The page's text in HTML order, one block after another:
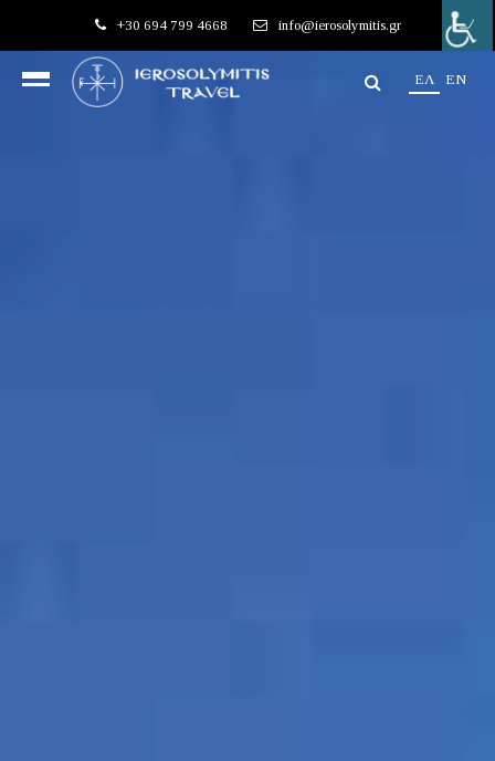
+30 694 799 4668 info@ierosolymitis.gr
EΛ EN